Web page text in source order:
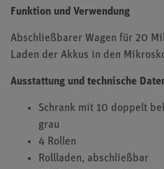
Funktion und Verwendung
Abschließbarer Wagen für 20
Laden der Akkus in den
Ausstattung und technische
Schrank mit 10 doppelt
grau
4 Rollen
Rollladen, abschließbar